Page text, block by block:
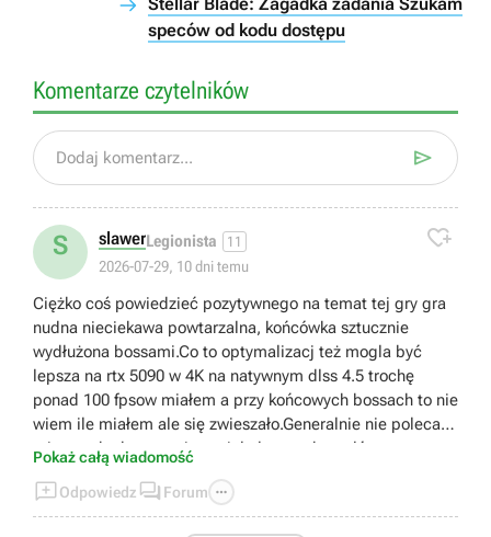
speców od kodu dostępu
Komentarze czytelników
Dodaj komentarz... 
S slawerLegionista 11
2026-07-29, 10 dni temu

Ciężko coś powiedzieć pozytywnego na temat tej gry gra
nudna nieciekawa powtarzalna, końcówka sztucznie
wydłużona bossami.Co to optymalizacj też mogla być
lepsza na rtx 5090 w 4K na natywnym dlss 4.5 trochę
ponad 100 fpsow miałem a przy końcowych bossach to nie
wiem ile miałem ale się zwieszało.Generalnie nie polecam
tej gry szkoda czasu jest wiele lepszych tytułów
https://youtu.be/rXxWcD_f7GU
Pokaż całą wiadomość
Odpowiedz  Forum 